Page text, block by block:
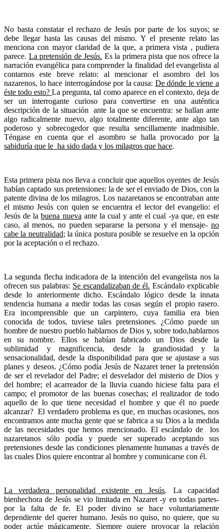
No basta constatar el rechazo de Jesús por parte de los suyos; se
debe llegar hasta las causas del mismo. Y el presente relato las
menciona con mayor claridad de la que, a primera vista , pudiera
parece. La pretensión de Jesús. Es la primera pista que nos ofrece la
narración evangélica para comprender la finalidad del evangelista al
contarnos este breve relato: al mencionar el asombro del los
nazarenos, lo hace interrogándose por la causa: De dónde le viene a
éste todo esto?La pregunta, tal como aparece en el contexto, deja de
ser un interrogante curioso para convertirse en una auténtica
descripción de la situación ante la que se encuentra: se hallan ante
algo radicalmente nuevo, algo totalmente diferente, ante algo tan
poderoso y sobrecogedor que resulta sencillamente inadmisible.
Téngase en cuenta que el asombro se halla provocado por la
sabiduría que le ha sido dada y los milagros que hace.
Esta primera pista nos lleva a concluir que aquellos oyentes de Jesús
habían captado sus pretensiones: la de ser el enviado de Dios, con la
patente divina de los milagros. Los nazaretanos se encontraban ante
el mismo Jesús con quien se encuentra el lector del evangelio: el
Jesús de labuena nueva ante la cual y ante el cual -ya que, en este
caso, al menos, no pueden separarse la persona y el mensaje- no
cabe la neutralidad; la única postura posible se resuelve en la opción
por la aceptación o el rechazo.
La segunda flecha indicadora de la intención del evangelista nos la
ofrecen sus palabras: Se escandalizaban de él. Escándalo explicable
desde lo anteriormente dicho. Escándalo lógico desde la innata
tendencia humana a medir todas las cosas según el propio rasero.
Era incomprensible que un carpintero, cuya familia era bien
conocida de todos, tuviese tales pretensiones. ¿Cómo puede un
hombre de nuestro pueblo hablarnos de Dios y, sobre todo,hablarnos
en su nombre. Ellos se habían fabricado un Dios desde la
sublimidad y magnificencia, desde la grandiosidad y la
sensacionalidad, desde la disponibilidad para que se ajustase a sus
planes y deseos. ¿Cómo podía Jesús de Nazaret tener la pretensión
de ser el revelador del Padre; el desvelador del misterio de Dios y
del hombre; el acarreador de la lluvia cuando hiciese falta para el
campo; el promotor de las buenas cosechas; el realizador de todo
aquello de lo que tiene necesidad el hombre y que él no puede
alcanzar? El verdadero problema es que, en muchas ocasiones, nos
encontramos ante mucha gente que se fabrica a su Dios a la medida
de las necesidades que hemos mencionado. El escándalo de los
nazaretanos sólo podía y puede ser superado aceptando sus
pretensiones desde las condiciones plenamente humanas a través de
las cuales Dios quiere encontrar al hombre y comunicarse con él.
La verdadera personalidad existente en Jesús. La capacidad
bienhechora de Jesús se vio limitada en Nazaret -y en todas partes-
por la falta de fe. El poder divino se hace voluntariamente
dependiente del querer humano. Jesús no quiso, no quiere, que su
poder actúe mágicamente. Siempre quiere provocar la relación